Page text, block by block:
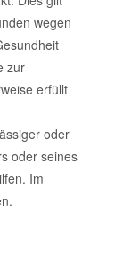
wegen
zur
erfüllt
oder
oder seines
Im